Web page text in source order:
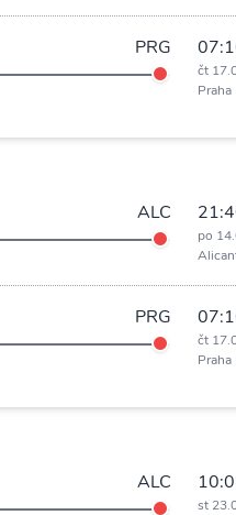
PRG
čt
Praha
ALC
po
PRG
čt
Praha
ALC
st